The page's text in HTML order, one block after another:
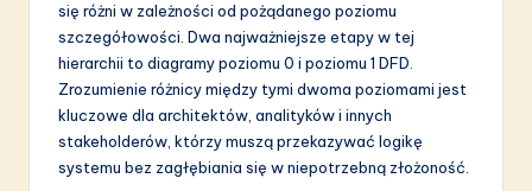
S
o
się różni w zależności od pożądanego poziomu
szczegółowości. Dwa najważniejsze etapy w tej
hierarchii to diagramy poziomu 0 i poziomu 1 DFD.
Zrozumienie różnicy między tymi dwoma poziomami jest
kluczowe dla architektów, analityków i innych
stakeholderów, którzy muszą przekazywać logikę
systemu bez zagłębiania się w niepotrzebną złożoność.